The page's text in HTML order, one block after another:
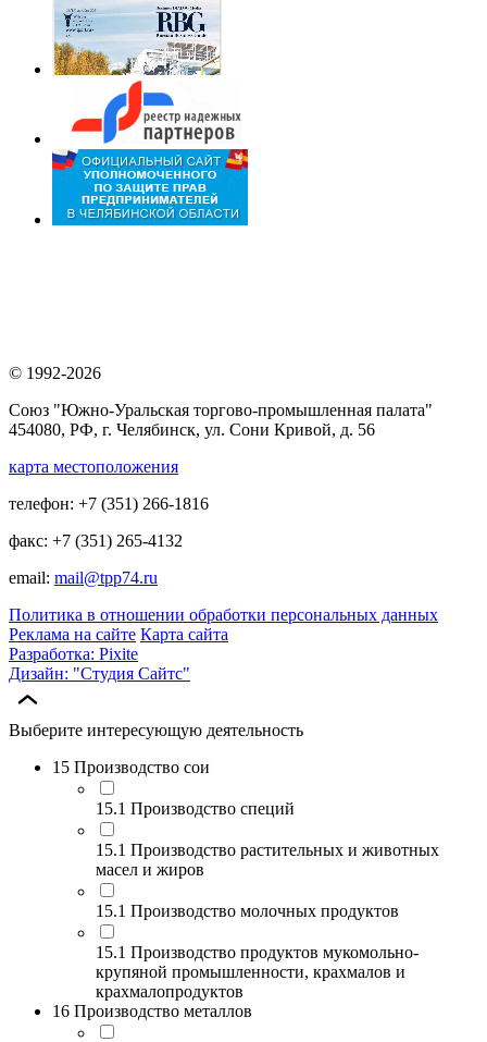
© 1992-2026
Союз "Южно-Уральская торгово-промышленная палата"
454080, РФ, г. Челябинск, ул. Сони Кривой, д. 56
карта местоположения
телефон: +7 (351) 266-1816
факс: +7 (351) 265-4132
email: mail@tpp74.ru
Политика в отношении обработки персональных данных
Реклама на сайте Карта сайта
Разработка: Pixite
Дизайн: "Студия Сайтс"
Выберите интересующую деятельность
15 Производство сои
15.1 Производство специй
15.1 Производство растительных и животных
масел и жиров
15.1 Производство молочных продуктов
15.1 Производство продуктов мукомольно-
крупяной промышленности, крахмалов и
крахмалопродуктов
16 Производство металлов